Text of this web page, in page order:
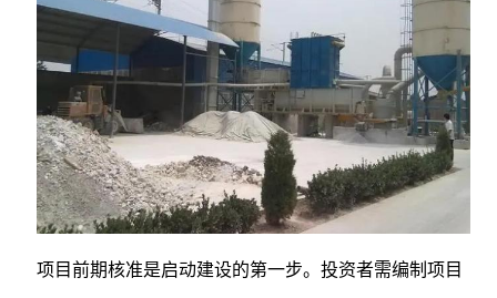
项目前期核准是启动建设的第一步。投资者需编制项目